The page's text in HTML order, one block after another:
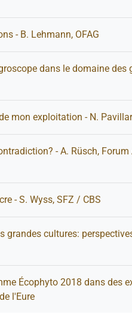
- B. Lehmann, OFAG
dans le domaine des
mon exploitation - N.
- A. Rüsch,
- S. Wyss, SFZ / CBS
cultures:
Écophyto 2018 dans des
l'Eure